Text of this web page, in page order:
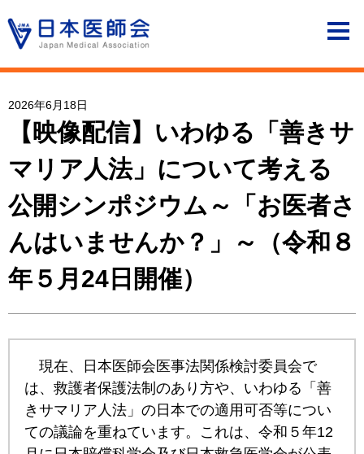
2026年6月18日
【映像配信】いわゆる「善きサ
マリア人法」について考える
公開シンポジウム～「お医者さ
んはいませんか？」～（令和８
年５月24日開催）
現在、日本医師会医事法関係検討委員会で
は、救護者保護法制のあり方や、いわゆる「善
きサマリア人法」の日本での適用可否等につい
ての議論を重ねています。これは、令和５年12